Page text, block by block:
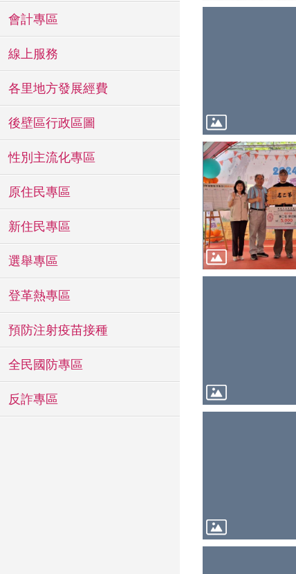
會計專區
線上服務
各里地方發展經費
後壁區行政區圖
性別主流化專區
原住民專區
新住民專區
選舉專區
登革熱專區
預防注射疫苗接種
全民國防專區
反詐專區